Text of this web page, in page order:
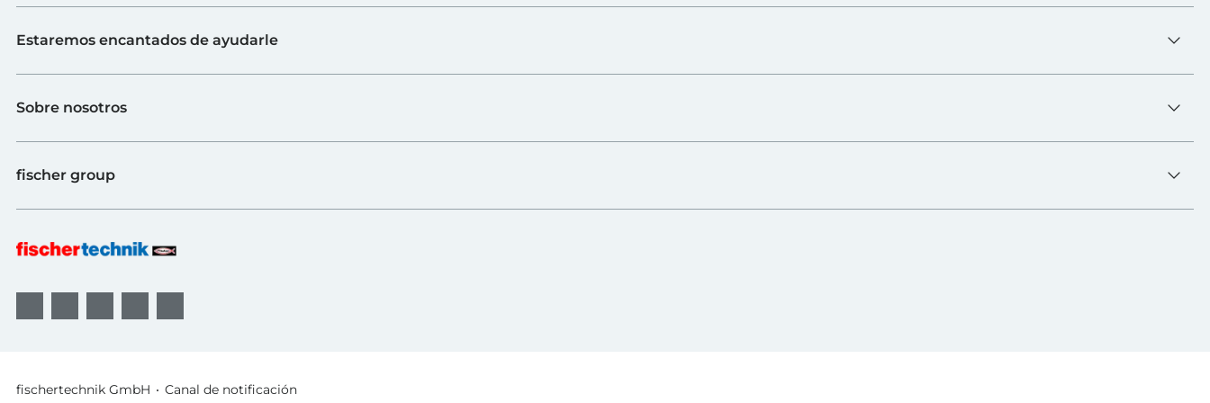
Escuelas
Industria y universidades
fischerTiP
Estaremos encantados de ayudarle
Ir a la página de proveedores
Búsqueda de distribuidores
FAQs
B2B AGBs
Sobre nosotros
Calidad y sostenibilidad
Premios
fischer group
fischer Consulting
fischertechnik GmbH Canal de notificación